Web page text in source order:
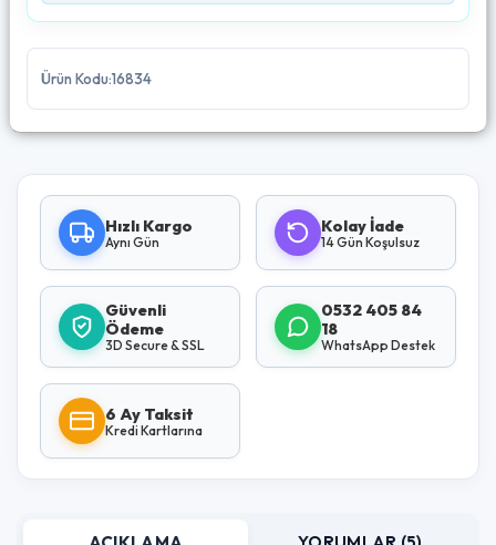
Ürün Kodu:16834
Hızlı Kargo
Aynı Gün
Kolay İade
14 Gün Koşulsuz
Güvenli
Ödeme
3D Secure & SSL
0532 405 84
18
WhatsApp Destek
6 Ay Taksit
Kredi Kartlarına